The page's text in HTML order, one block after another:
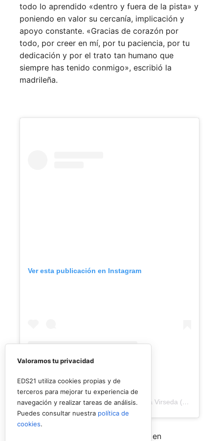
todo lo aprendido «dentro y fuera de la pista» y
poniendo en valor su cercanía, implicación y
apoyo constante. «Gracias de corazón por
todo, por creer en mí, por tu paciencia, por tu
dedicación y por el trato tan humano que
siempre has tenido conmigo», escribió la
madrileña.
Ver esta publicación en Instagram
Una publicación compartida de Veronica Virseda (@verovirseda)
Con el mercado de parejas todavía en
Valoramos tu privacidad
EDS21 utiliza cookies propias y de
terceros para mejorar tu experiencia de
navegación y realizar tareas de análisis.
Puedes consultar nuestra política de
cookies.